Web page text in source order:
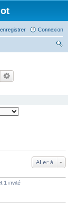
Connexion
Aller à
1 invité